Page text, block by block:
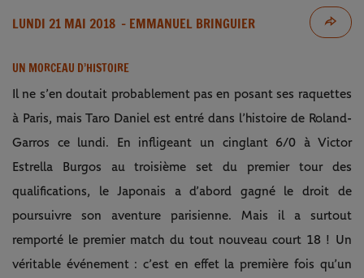
LUNDI 21 MAI 2018 - EMMANUEL BRINGUIER
UN MORCEAU D’HISTOIRE
Il ne s’en doutait probablement pas en posant ses raquettes
à Paris, mais Taro Daniel est entré dans l’histoire de Roland-
Garros ce lundi. En infligeant un cinglant 6/0 à Victor
Estrella Burgos au troisième set du premier tour des
qualifications, le Japonais a d’abord gagné le droit de
poursuivre son aventure parisienne. Mais il a surtout
remporté le premier match du tout nouveau court 18 ! Un
véritable événement : c’est en effet la première fois qu’un